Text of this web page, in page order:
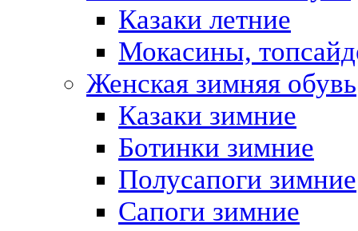
Казаки летние
Мокасины,
Женская зимняя обувь
Казаки зимние
Ботинки зимние
Полусапоги зимние
Сапоги зимние